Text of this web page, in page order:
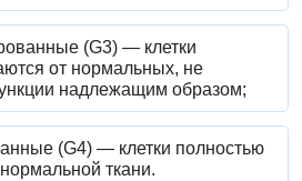
(G3) — клетки
от нормальных, не
надлежащим образом;
(G4) — клетки полностью
ткани.